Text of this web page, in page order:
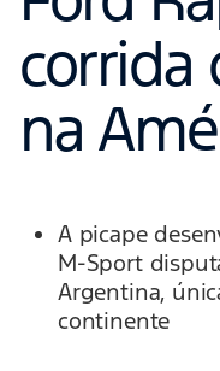
corrida
na
A picape
M-Sport
Argentina,
continente